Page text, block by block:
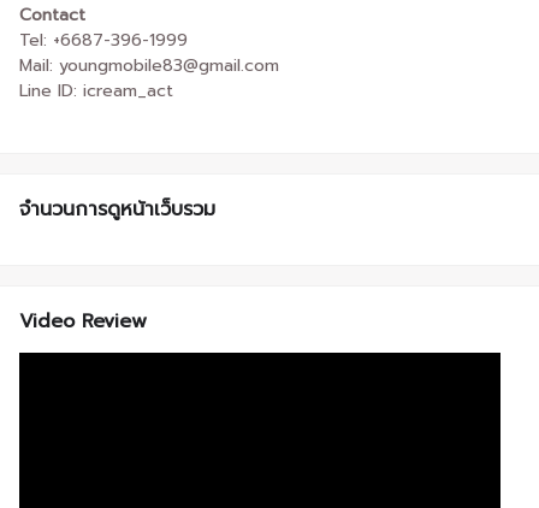
Contact
Tel: +6687-396-1999
Mail: youngmobile83@gmail.com
Line ID: icream_act
จำนวนการดูหน้าเว็บรวม
Video Review